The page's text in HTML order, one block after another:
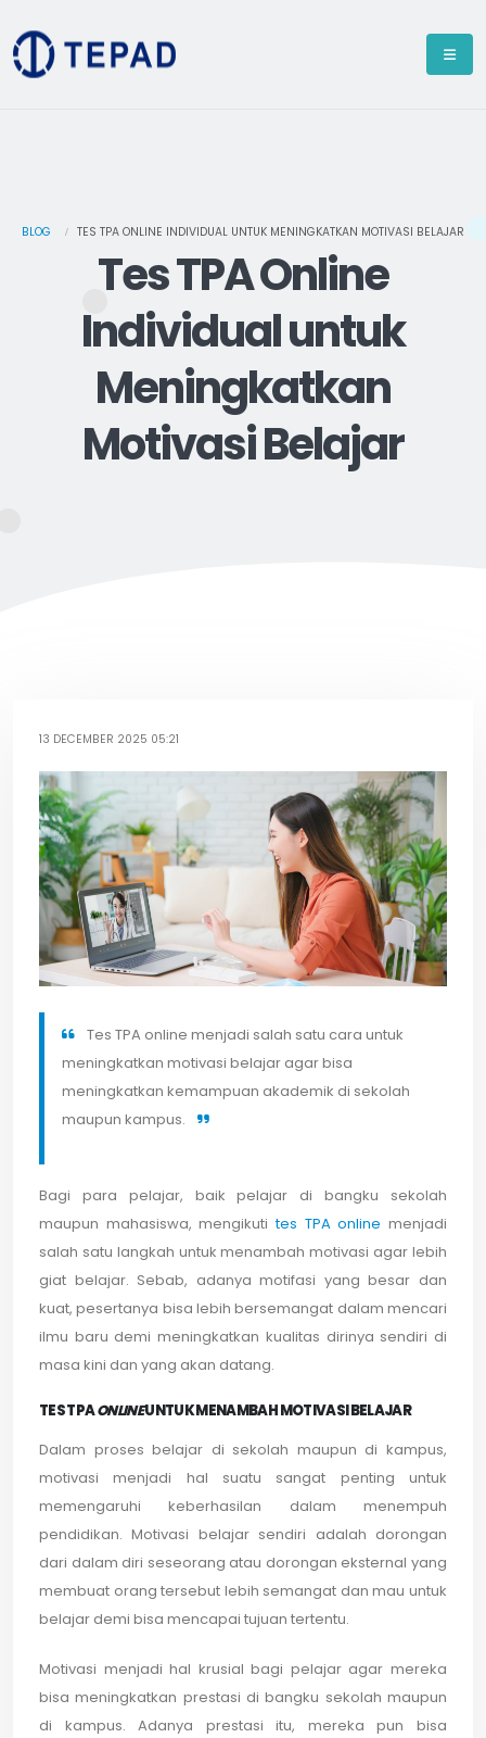
BLOG TES TPA ONLINE INDIVIDUAL UNTUK MENINGKATKAN MOTIVASI BELAJAR
Tes TPA Online
Individual untuk
Meningkatkan
Motivasi Belajar
13 DECEMBER 2025 05:21
Tes TPA online menjadi salah satu cara untuk
meningkatkan motivasi belajar agar bisa
meningkatkan kemampuan akademik di sekolah
maupun kampus.
Bagi para pelajar, baik pelajar di bangku sekolah
maupun mahasiswa, mengikutites TPA online menjadi
salah satu langkah untuk menambah motivasi agar lebih
giat belajar. Sebab, adanya motifasi yang besar dan
kuat, pesertanya bisa lebih bersemangat dalam mencari
ilmu baru demi meningkatkan kualitas dirinya sendiri di
masa kini dan yang akan datang.
TES TPAONLINEUNTUK MENAMBAH MOTIVASI BELAJAR
Dalam proses belajar di sekolah maupun di kampus,
motivasi menjadi hal suatu sangat penting untuk
memengaruhi keberhasilan dalam menempuh
pendidikan. Motivasi belajar sendiri adalah dorongan
dari dalam diri seseorang atau dorongan eksternal yang
membuat orang tersebut lebih semangat dan mau untuk
belajar demi bisa mencapai tujuan tertentu.
Motivasi menjadi hal krusial bagi pelajar agar mereka
bisa meningkatkan prestasi di bangku sekolah maupun
di kampus. Adanya prestasi itu, mereka pun bisa